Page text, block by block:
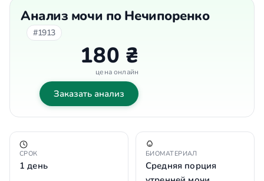
Анализ мочи по Нечипоренко
#1913
180 ₴
цена онлайн
Заказать анализ
СРОК
1 день
БИОМАТЕРИАЛ
Средняя порция